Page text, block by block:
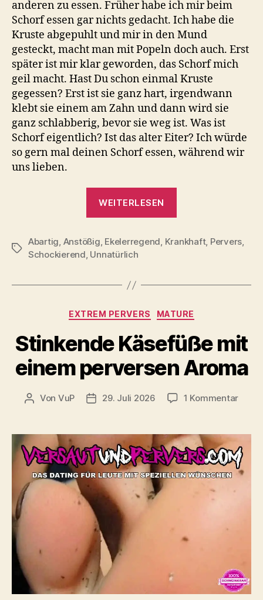
anderen zu essen. Früher habe ich mir beim
Schorf essen gar nichts gedacht. Ich habe die
Kruste abgepuhlt und mir in den Mund
gesteckt, macht man mit Popeln doch auch. Erst
später ist mir klar geworden, das Schorf mich
geil macht. Hast Du schon einmal Kruste
gegessen? Erst ist sie ganz hart, irgendwann
klebt sie einem am Zahn und dann wird sie
ganz schlabberig, bevor sie weg ist. Was ist
Schorf eigentlich? Ist das alter Eiter? Ich würde
so gern mal deinen Schorf essen, während wir
uns lieben.
WEITERLESEN
mich
pinkle“
Schlagwörter
Abartig, Anstößig, Ekelerregend, Krankhaft, Pervers,
Schockierend, Unnatürlich
Kategorien
EXTREM PERVERS MATURE
Stinkende Käsefüße mit
einem perversen Aroma
Beitragsautor
Von VuP Veröffentlichungsdatum
29. Juli 2026 1 Kommentarzu
mit
einem